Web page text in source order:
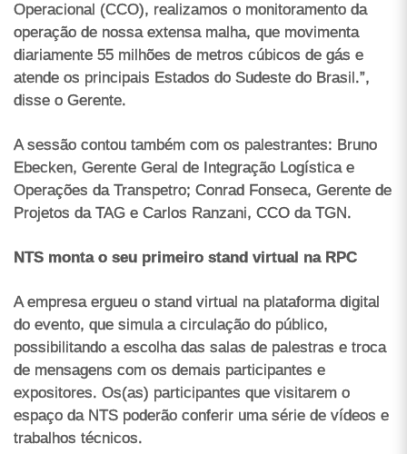
Operacional (CCO), realizamos o monitoramento da
operação de nossa extensa malha, que movimenta
diariamente 55 milhões de metros cúbicos de gás e
atende os principais Estados do Sudeste do Brasil.”,
disse o Gerente.
A sessão contou também com os palestrantes: Bruno
Ebecken, Gerente Geral de Integração Logística e
Operações da Transpetro; Conrad Fonseca, Gerente de
Projetos da TAG e Carlos Ranzani, CCO da TGN.
NTS monta o seu primeiro stand virtual na RPC
A empresa ergueu o stand virtual na plataforma digital
do evento, que simula a circulação do público,
possibilitando a escolha das salas de palestras e troca
de mensagens com os demais participantes e
expositores. Os(as) participantes que visitarem o
espaço da NTS poderão conferir uma série de vídeos e
trabalhos técnicos.